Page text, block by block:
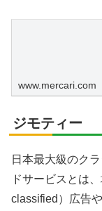
www.mercari.com
ジモティー
日本最大級のク
ドサービスとは
classified）広告